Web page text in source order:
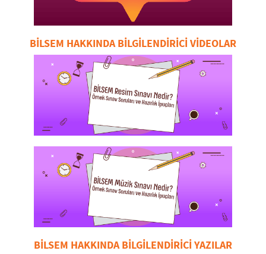
BİLSEM HAKKINDA BİLGİLENDİRİCİ VİDEOLAR
BİLSEM HAKKINDA BİLGİLENDİRİCİ YAZILAR